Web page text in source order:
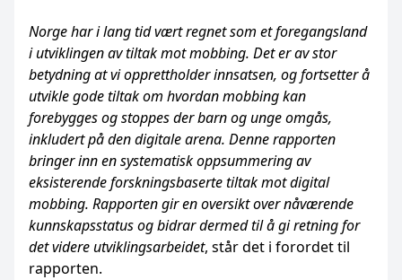
Norge har i lang tid vært regnet som et foregangsland
i utviklingen av tiltak mot mobbing. Det er av stor
betydning at vi opprettholder innsatsen, og fortsetter å
utvikle gode tiltak om hvordan mobbing kan
forebygges og stoppes der barn og unge omgås,
inkludert på den digitale arena. Denne rapporten
bringer inn en systematisk oppsummering av
eksisterende forskningsbaserte tiltak mot digital
mobbing. Rapporten gir en oversikt over nåværende
kunnskapsstatus og bidrar dermed til å gi retning for
det videre utviklingsarbeidet, står det i forordet til
rapporten.